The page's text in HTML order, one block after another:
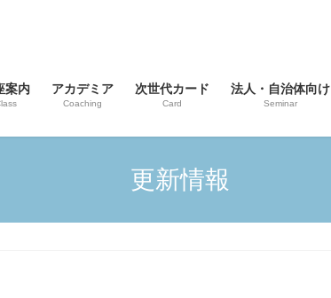
案内 アカデミア
Coaching
次世代カード
Card
法人・自治体向け
Seminar
更新情報